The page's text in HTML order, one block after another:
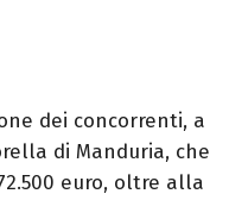
dei concorrenti, a
di Manduria, che
euro, oltre alla